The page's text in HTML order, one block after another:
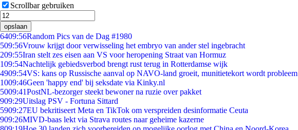
Scrollbar gebruiken
opslaan
6409:56Random Pics van de Dag #1980
509:56Vrouw krijgt door verwisseling het embryo van ander stel ingebracht
209:55Iran stelt zes eisen aan VS voor heropening Straat van Hormuz
109:54Nachtelijk gebiedsverbod brengt rust terug in Rotterdamse wijk
4909:54VS: kans op Russische aanval op NAVO-land groeit, munitietekort wordt probleem
1009:46Geen 'happy end' bij seksdate via Kinky.nl
5009:41PostNL-bezorger steekt bewoner na ruzie over pakket
909:29Uitslag PSV - Fortuna Sittard
5909:27EU bekritiseert Meta en TikTok om verspreiden desinformatie Ceuta
909:26MIVD-baas lekt via Strava routes naar geheime kazerne